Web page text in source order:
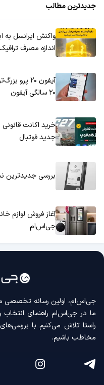
جدیدترین مطالب
واکنش ایرانسل به
اندازه مصرف
آیفون ۲۰
۲۰ سالگی آیفون
جدید فوتبال
بررسی جدیدترین
آغاز فروش لوازم
جی‌اس‌ام
جی‌اس‌ام، اولین رسانه‌ تخصصی
ما در جی‌اس‌ام راهنمای
راستا تلاش می‌کنیم با
مخاطب باشیم.